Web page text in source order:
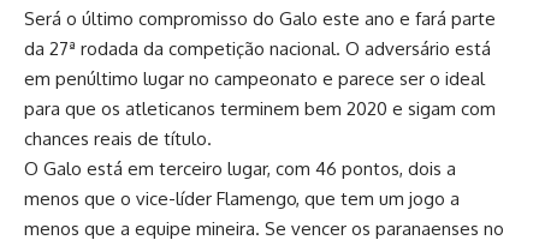
Será o último compromisso do Galo este ano e fará parte
da 27ª rodada da competição nacional. O adversário está
em penúltimo lugar no campeonato e parece ser o ideal
para que os atleticanos terminem bem 2020 e sigam com
chances reais de título.
O Galo está em terceiro lugar, com 46 pontos, dois a
menos que o vice-líder Flamengo, que tem um jogo a
menos que a equipe mineira. Se vencer os paranaenses no